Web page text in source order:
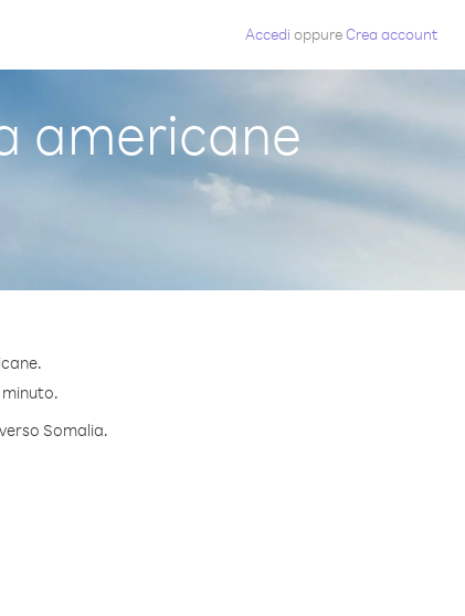
Accedi oppureCrea account
americane
Somalia.